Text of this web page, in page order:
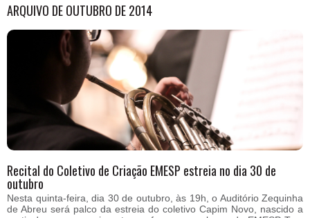
ARQUIVO DE OUTUBRO DE 2014
Recital do Coletivo de Criação EMESP estreia no dia 30 de
outubro
Nesta quinta-feira, dia 30 de outubro, às 19h, o Auditório Zequinha
de Abreu será palco da estreia do coletivo Capim Novo, nascido a